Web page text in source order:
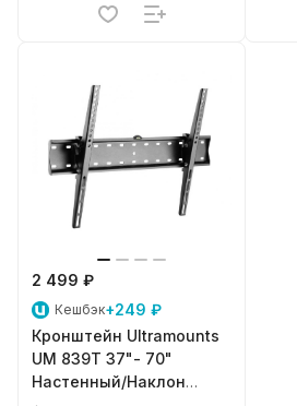
2 499 ₽
Кешбэк+249 ₽
Кронштейн Ultramounts
UM 839T 37"- 70"
Настенный/Наклон